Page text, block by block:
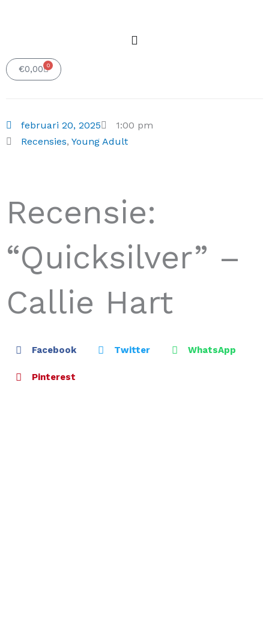
€0,00 0
Winkelwagen
februari 20, 2025
1:00 pm
Recensies, Young Adult
Recensie:
“Quicksilver” –
Callie Hart
Facebook Twitter WhatsApp
Pinterest